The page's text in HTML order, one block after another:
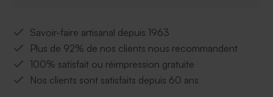
Savoir-faire artisanal depuis 1963
Plus de 92% de nos clients nous recommandent
100% satisfait ou réimpression gratuite
Nos clients sont satisfaits depuis 60 ans